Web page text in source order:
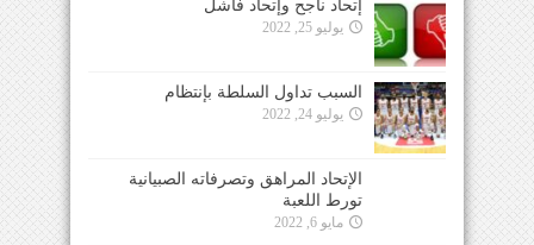
إتحاد ناجح وإتحاد فاشل
يوليو 25, 2022
السبب تداول السلطة بإنتظام
يوليو 24, 2022
الإتحاد المراهق وتصرفاته الصبيانية
تورط اللعبة
مايو 6, 2022